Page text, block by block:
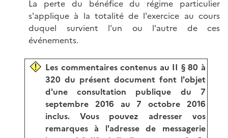
La perte du bénéfice du régime particulier
s'applique à la totalité de l'exercice au cours
duquel survient l'un ou l'autre de ces
événements.
Les commentaires contenus au II § 80 à
320 du présent document font l'objet
d'une consultation publique du 7
septembre 2016 au 7 octobre 2016
inclus. Vous pouvez adresser vos
remarques à l'adresse de messagerie